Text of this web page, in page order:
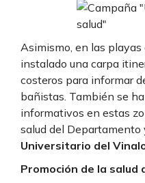
Asimismo, en las
instalado una carpa
costeros para informar
bañistas. También se
informativos en estas
salud del Departamento
Universitario del
Promoción de la